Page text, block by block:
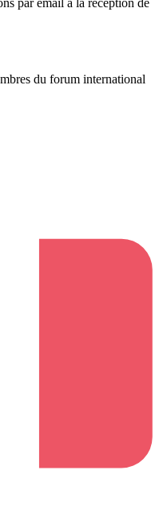
du forum international